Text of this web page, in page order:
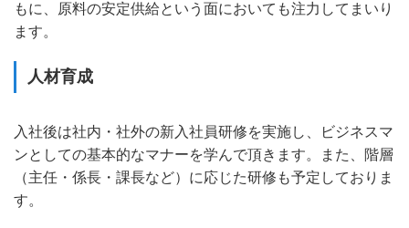
もに、原料の安定供給という面においても注力してまいり
ます。
人材育成
入社後は社内・社外の新入社員研修を実施し、ビジネスマ
ンとしての基本的なマナーを学んで頂きます。また、階層
（主任・係長・課長など）に応じた研修も予定しておりま
す。